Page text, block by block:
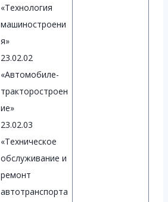
«Технология
машиностроени
я»
23.02.02
«Автомобиле-
тракторостроен
ие»
23.02.03
«Техническое
обслуживание и
ремонт
автотранспорта